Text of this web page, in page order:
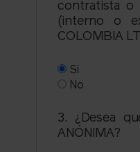
contratista o
(interno o
COLOMBIA
Si
No
3. ¿Desea
ANÓNIMA?